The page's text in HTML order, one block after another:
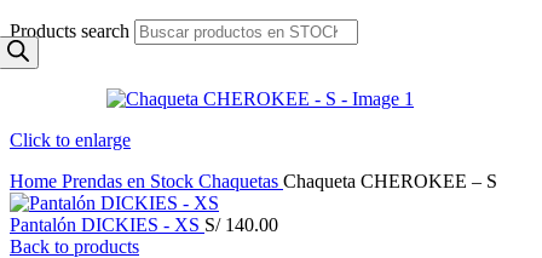
Products search
Click to enlarge
Home Prendas en Stock Chaquetas Chaqueta CHEROKEE – S
Pantalón DICKIES - XS S/140.00
Back to products